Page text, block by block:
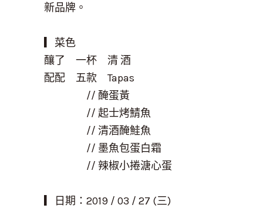
新品牌。
▎菜色
釀了 一杯 清 酒
配配 五款 Tapas
// 醃蛋黃
// 起士烤鯖魚
// 清酒醃鮭魚
// 墨魚包蛋白霜
// 辣椒小捲溏心蛋
日期：2019 / 03 / 27 (三)